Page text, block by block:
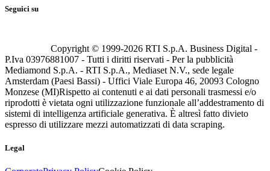
Seguici su
Copyright © 1999-2026 RTI S.p.A. Business Digital -
P.Iva 03976881007 - Tutti i diritti riservati - Per la pubblicità
Mediamond S.p.A. - RTI S.p.A., Mediaset N.V., sede legale
Amsterdam (Paesi Bassi) - Uffici Viale Europa 46, 20093 Cologno
Monzese (MI)Rispetto ai contenuti e ai dati personali trasmessi e/o
riprodotti è vietata ogni utilizzazione funzionale all’addestramento di
sistemi di intelligenza artificiale generativa. È altresì fatto divieto
espresso di utilizzare mezzi automatizzati di data scraping.
Legal